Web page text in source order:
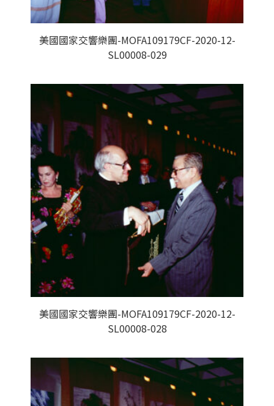
美國國家交響樂團-MOFA109179CF-2020-12-
SL00008-029
美國國家交響樂團-MOFA109179CF-2020-12-
SL00008-028